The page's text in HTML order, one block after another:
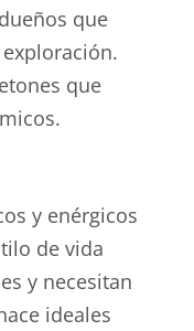
que
que
y enérgicos
de vida
y necesitan
ideales